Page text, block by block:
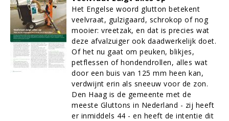
Het Engelse woord glutton betekent
veelvraat, gulzigaard, schrokop of nog
mooier: vreetzak, en dat is precies wat
deze afvalzuiger ook daadwerkelijk doet.
Of het nu gaat om peuken, blikjes,
petflessen of hondendrollen, alles wat
door een buis van 125 mm heen kan,
verdwijnt erin als sneeuw voor de zon.
Den Haag is de gemeente met de
meeste Gluttons in Nederland - zij heeft
er inmiddels 44 - en heeft de intentie dit